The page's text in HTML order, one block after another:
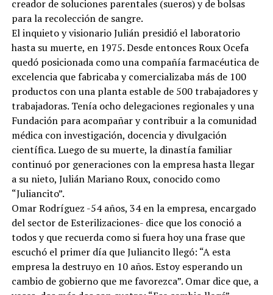
creador de soluciones parentales (sueros) y de bolsas
para la recolección de sangre.
El inquieto y visionario Julián presidió el laboratorio
hasta su muerte, en 1975. Desde entonces Roux Ocefa
quedó posicionada como una compañía farmacéutica de
excelencia que fabricaba y comercializaba más de 100
productos con una planta estable de 500 trabajadores y
trabajadoras. Tenía ocho delegaciones regionales y una
Fundación para acompañar y contribuir a la comunidad
médica con investigación, docencia y divulgación
científica. Luego de su muerte, la dinastía familiar
continuó por generaciones con la empresa hasta llegar
a su nieto, Julián Mariano Roux, conocido como
“Juliancito”.
Omar Rodríguez -54 años, 34 en la empresa, encargado
del sector de Esterilizaciones- dice que los conoció a
todos y que recuerda como si fuera hoy una frase que
escuchó el primer día que Juliancito llegó: “A esta
empresa la destruyo en 10 años. Estoy esperando un
cambio de gobierno que me favorezca”. Omar dice que, a